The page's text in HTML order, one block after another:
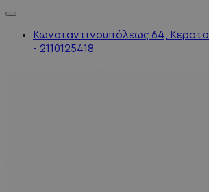
Κωνσταντινουπόλεως 64,
- 2110125418